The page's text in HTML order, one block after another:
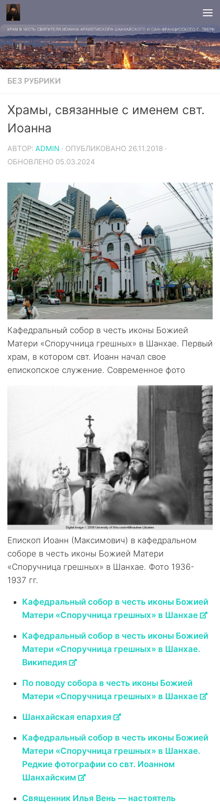
БЕЗ РУБРИКИ
Храмы, связанные с именем свт.
Иоанна
АВТОР: ADMIN · ОПУБЛИКОВАНО 26.11.2018 ·
ОБНОВЛЕНО 05.03.2024
Кафедральный собор в честь иконы Божией
Матери «Споручница грешных» в Шанхае. Первый
храм, в котором свт. Иоанн начал свое
епископское служение. Современное фото
Епископ Иоанн (Максимович) в кафедральном
соборе в честь иконы Божией Матери
«Споручница грешных» в Шанхае. Фото 1936-
1937 гг.
Кафедральный собор в честь иконы Божией
Матери «Споручница грешных» в Шанхае
Кафедральный собор в честь иконы Божией
Матери «Споручница грешных» в Шанхае.
Википедия
По поводу собора в честь иконы Божией
Матери «Споручница грешных» в Шанхае
Шанхайская епархия
Кафедральный собор в честь иконы Божией
Матери «Споручница грешных» в Шанхае.
Редкие фотографии со свт. Иоанном
Шанхайским
Священник Илья Вень — настоятель